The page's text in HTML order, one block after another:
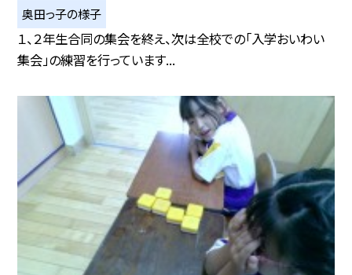
奥田っ子の様子
１、２年生合同の集会を終え、次は全校での「入学おいわい
集会」の練習を行っています...